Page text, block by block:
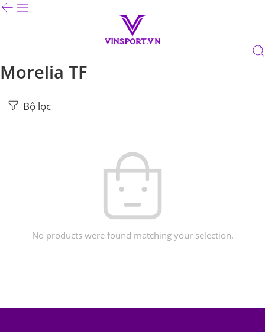
Morelia TF
Bộ lọc
No products were found matching your selection.